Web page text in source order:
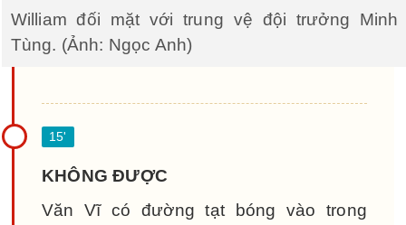
William đối mặt với trung vệ đội trưởng Minh
Tùng. (Ảnh: Ngọc Anh)
KHÔNG ĐƯỢC
Văn Vĩ có đường tạt bóng vào trong